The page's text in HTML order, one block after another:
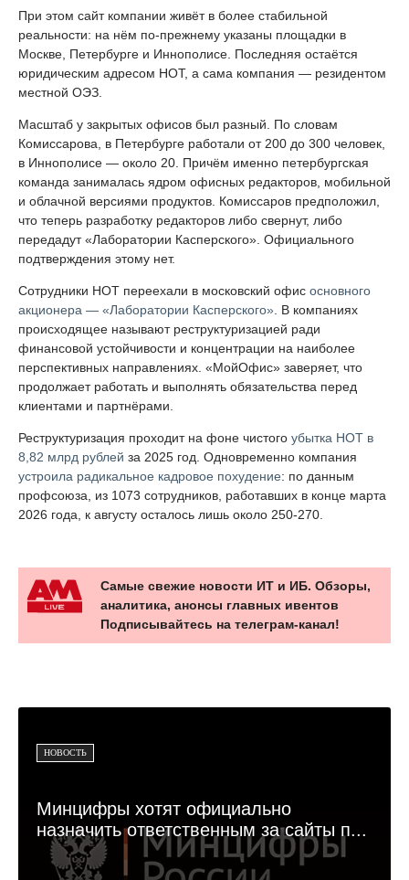
При этом сайт компании живёт в более стабильной
реальности: на нём по-прежнему указаны площадки в
Москве, Петербурге и Иннополисе. Последняя остаётся
юридическим адресом НОТ, а сама компания — резидентом
местной ОЭЗ.
Масштаб у закрытых офисов был разный. По словам
Комиссарова, в Петербурге работали от 200 до 300 человек,
в Иннополисе — около 20. Причём именно петербургская
команда занималась ядром офисных редакторов, мобильной
и облачной версиями продуктов. Комиссаров предположил,
что теперь разработку редакторов либо свернут, либо
передадут «Лаборатории Касперского». Официального
подтверждения этому нет.
Сотрудники НОТ переехали в московский офис основного
акционера — «Лаборатории Касперского». В компаниях
происходящее называют реструктуризацией ради
финансовой устойчивости и концентрации на наиболее
перспективных направлениях. «МойОфис» заверяет, что
продолжает работать и выполнять обязательства перед
клиентами и партнёрами.
Реструктуризация проходит на фоне чистого убытка НОТ в
8,82 млрд рублей за 2025 год. Одновременно компания
устроила радикальное кадровое похудение: по данным
профсоюза, из 1073 сотрудников, работавших в конце марта
2026 года, к августу осталось лишь около 250-270.
Самые свежие новости ИТ и ИБ. Обзоры,
аналитика, анонсы главных ивентов
Подписывайтесь на телеграм-канал!
НОВОСТЬ
Минцифры хотят официально
назначить ответственным за сайты п...